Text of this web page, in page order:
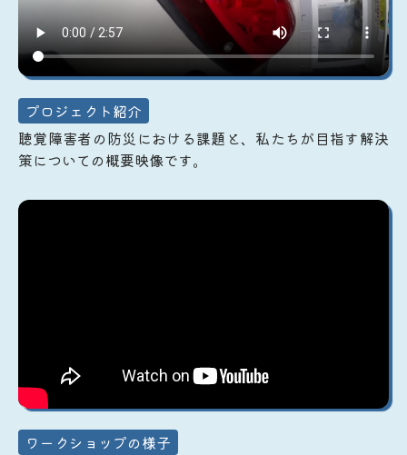
プロジェクト紹介
聴覚障害者の防災における課題と、私たちが目指す解決
策についての概要映像です。
ワークショップの様子